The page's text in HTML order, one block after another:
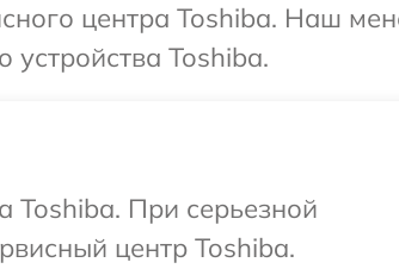
центра Toshiba. Наш
Toshiba.
Toshiba. При серьезной
центр Toshiba.